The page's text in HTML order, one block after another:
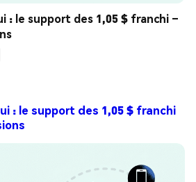
: le support des 1,05 $ franchi –
: le support des 1,05 $ franchi